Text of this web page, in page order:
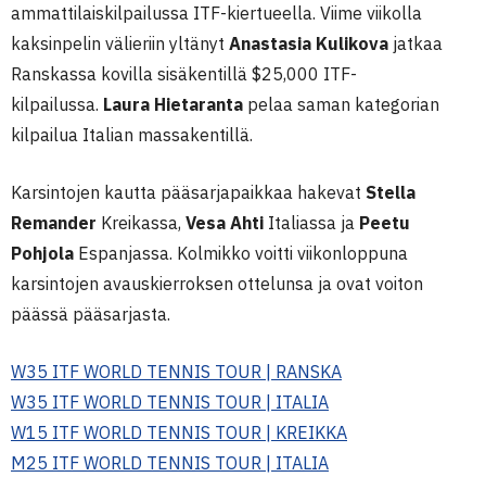
ammattilaiskilpailussa ITF-kiertueella. Viime viikolla
kaksinpelin välieriin yltänyt Anastasia Kulikova jatkaa
Ranskassa kovilla sisäkentillä $25,000 ITF-
kilpailussa. Laura Hietaranta pelaa saman kategorian
kilpailua Italian massakentillä.
Karsintojen kautta pääsarjapaikkaa hakevat Stella
Remander Kreikassa, Vesa Ahti Italiassa ja Peetu
Pohjola Espanjassa. Kolmikko voitti viikonloppuna
karsintojen avauskierroksen ottelunsa ja ovat voiton
päässä pääsarjasta.
W35 ITF WORLD TENNIS TOUR | RANSKA
W35 ITF WORLD TENNIS TOUR | ITALIA
W15 ITF WORLD TENNIS TOUR | KREIKKA
M25 ITF WORLD TENNIS TOUR | ITALIA